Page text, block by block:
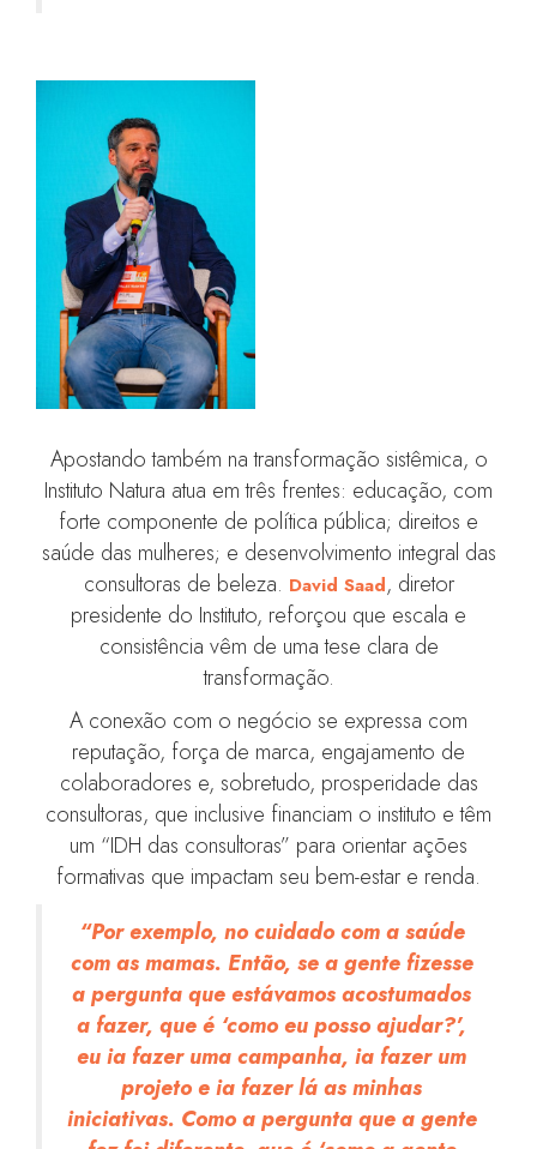
Apostando também na transformação sistêmica, o
Instituto Natura atua em três frentes: educação, com
forte componente de política pública; direitos e
saúde das mulheres; e desenvolvimento integral das
consultoras de beleza. David Saad, diretor
presidente do Instituto, reforçou que escala e
consistência vêm de uma tese clara de
transformação.
A conexão com o negócio se expressa com
reputação, força de marca, engajamento de
colaboradores e, sobretudo, prosperidade das
consultoras, que inclusive financiam o instituto e têm
um “IDH das consultoras” para orientar ações
formativas que impactam seu bem-estar e renda.
“Por exemplo, no cuidado com a saúde
com as mamas. Então, se a gente fizesse
a pergunta que estávamos acostumados
a fazer, que é ‘como eu posso ajudar?’,
eu ia fazer uma campanha, ia fazer um
projeto e ia fazer lá as minhas
iniciativas. Como a pergunta que a gente